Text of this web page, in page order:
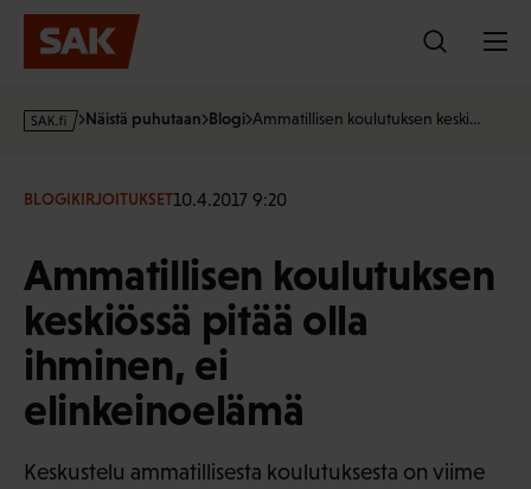
Hyppää
sisältöön
s
·
Näistä puhutaan Blogi Ammatillisen koulutuksen keski…
BLOGIKIRJOITUKSET10.4.2017 9:20
Ammatillisen koulutuksen
keskiössä pitää olla
ihminen, ei
elinkeinoelämä
Keskustelu ammatillisesta koulutuksesta on viime